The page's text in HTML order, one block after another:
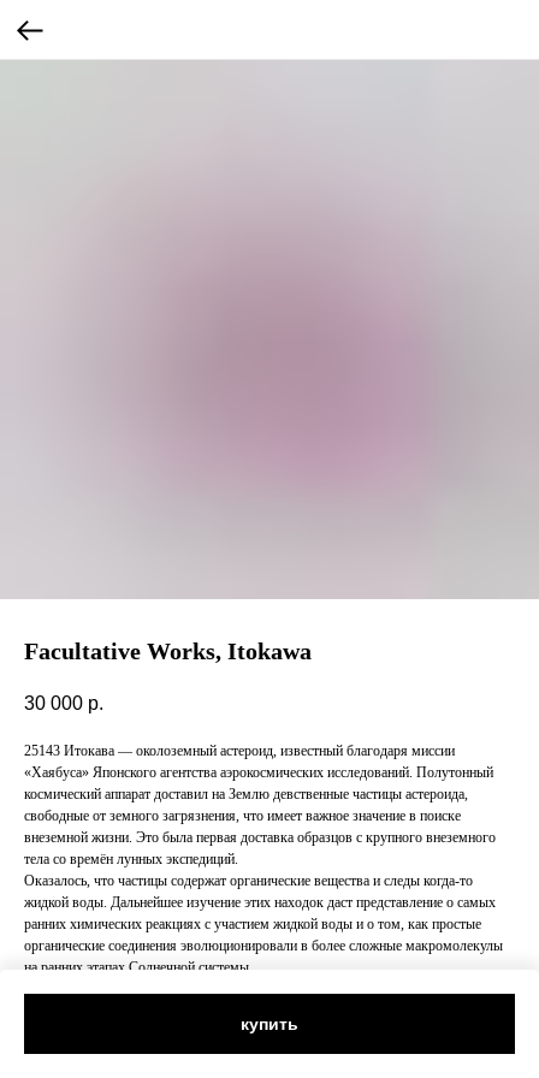
Facultative Works, Itokawa
30 000 р.
купить
25143 Итокава — околоземный астероид, известный благодаря миссии
«Хаябуса» Японского агентства аэрокосмических исследований. Полутонный
космический аппарат доставил на Землю девственные частицы астероида,
свободные от земного загрязнения, что имеет важное значение в поиске
внеземной жизни. Это была первая доставка образцов с крупного внеземного
тела со времён лунных экспедиций.
Оказалось, что частицы содержат органические вещества и следы когда-то
жидкой воды. Дальнейшее изучение этих находок даст представление о самых
ранних химических реакциях с участием жидкой воды и о том, как простые
органические соединения эволюционировали в более сложные макромолекулы
на ранних этапах Солнечной системы.